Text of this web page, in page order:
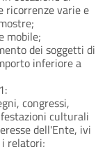
ricorrenze varie e
mobile;
dei soggetti di
inferiore a
congressi,
culturali
dell'Ente, ivi
i relatori;